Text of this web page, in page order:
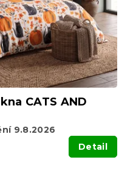
CATS AND
9.8.2026
Detail